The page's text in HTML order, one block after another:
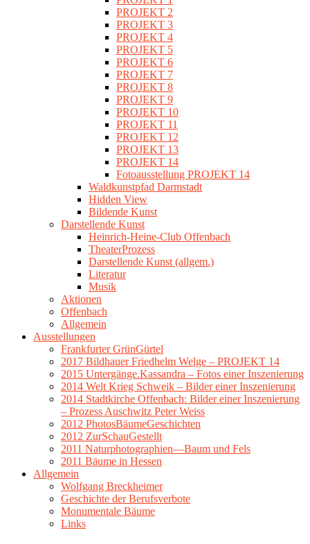
PROJEKT 2
PROJEKT 3
PROJEKT 4
PROJEKT 5
PROJEKT 6
PROJEKT 7
PROJEKT 8
PROJEKT 9
PROJEKT 10
PROJEKT 11
PROJEKT 12
PROJEKT 13
PROJEKT 14
Fotoausstellung PROJEKT 14
Waldkunstpfad Darmstadt
Hidden View
Bildende Kunst
Darstellende Kunst
Heinrich-Heine-Club Offenbach
TheaterProzess
Darstellende Kunst (allgem.)
Literatur
Musik
Aktionen
Offenbach
Allgemein
Ausstellungen
Frankfurter GrünGürtel
2017 Bildhauer Friedhelm Welge – PROJEKT 14
2015 Untergänge.Kassandra – Fotos einer Inszenierung
2014 Welt Krieg Schweik – Bilder einer Inszenierung
2014 Stadtkirche Offenbach: Bilder einer Inszenierung
– Prozess Auschwitz Peter Weiss
2012 PhotosBäumeGeschichten
2012 ZurSchauGestellt
2011 Naturphotographien—Baum und Fels
2011 Bäume in Hessen
Allgemein
Wolfgang Breckheimer
Geschichte der Berufsverbote
Monumentale Bäume
Links